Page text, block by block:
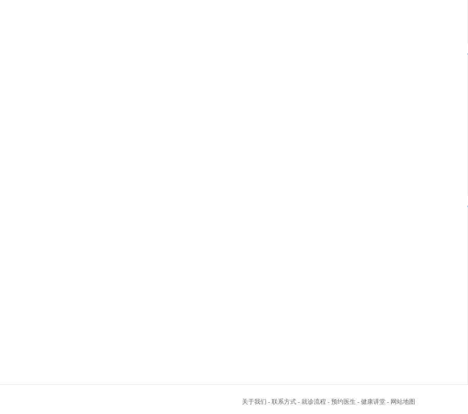
关于我们 - 联系方式 - 就诊流程 - 预约医生 - 健康讲堂 - 网站地图